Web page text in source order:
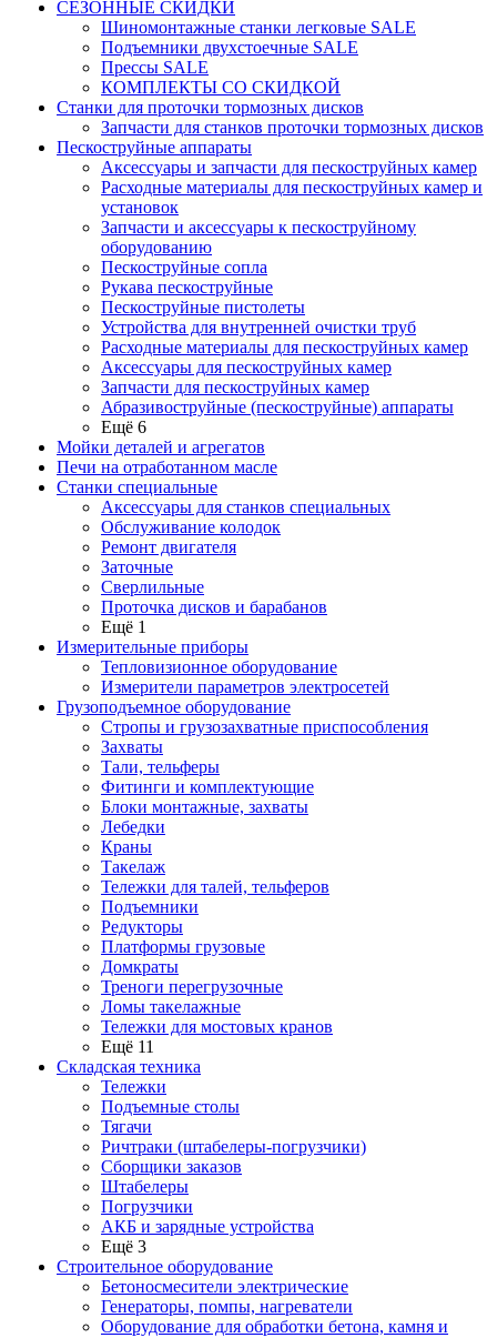
СЕЗОННЫЕ СКИДКИ
Шиномонтажные станки легковые SALE
Подъемники двухстоечные SALE
Прессы SALE
КОМПЛЕКТЫ СО СКИДКОЙ
Станки для проточки тормозных дисков
Запчасти для станков проточки тормозных дисков
Пескоструйные аппараты
Аксессуары и запчасти для пескоструйных камер
Расходные материалы для пескоструйных камер и
установок
Запчасти и аксессуары к пескоструйному
оборудованию
Пескоструйные сопла
Рукава пескоструйные
Пескоструйные пистолеты
Устройства для внутренней очистки труб
Расходные материалы для пескоструйных камер
Аксессуары для пескоструйных камер
Запчасти для пескоструйных камер
Абразивоструйные (пескоструйные) аппараты
Ещё 6
Мойки деталей и агрегатов
Печи на отработанном масле
Станки специальные
Аксессуары для станков специальных
Обслуживание колодок
Ремонт двигателя
Заточные
Сверлильные
Проточка дисков и барабанов
Ещё 1
Измерительные приборы
Тепловизионное оборудование
Измерители параметров электросетей
Грузоподъемное оборудование
Стропы и грузозахватные приспособления
Захваты
Тали, тельферы
Фитинги и комплектующие
Блоки монтажные, захваты
Лебедки
Краны
Такелаж
Тележки для талей, тельферов
Подъемники
Редукторы
Платформы грузовые
Домкраты
Треноги перегрузочные
Ломы такелажные
Тележки для мостовых кранов
Ещё 11
Складская техника
Тележки
Подъемные столы
Тягачи
Ричтраки (штабелеры-погрузчики)
Сборщики заказов
Штабелеры
Погрузчики
АКБ и зарядные устройства
Ещё 3
Строительное оборудование
Бетоносмесители электрические
Генераторы, помпы, нагреватели
Оборудование для обработки бетона, камня и